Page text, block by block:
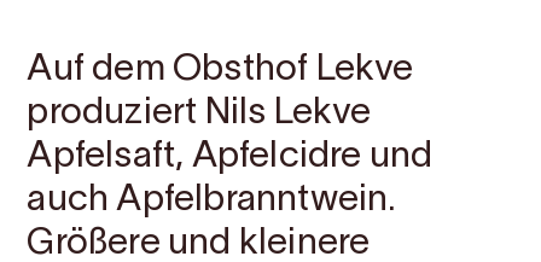
Auf dem Obsthof Lekve
produziert Nils Lekve
Apfelsaft, Apfelcidre und
auch Apfelbranntwein.
Größere und kleinere